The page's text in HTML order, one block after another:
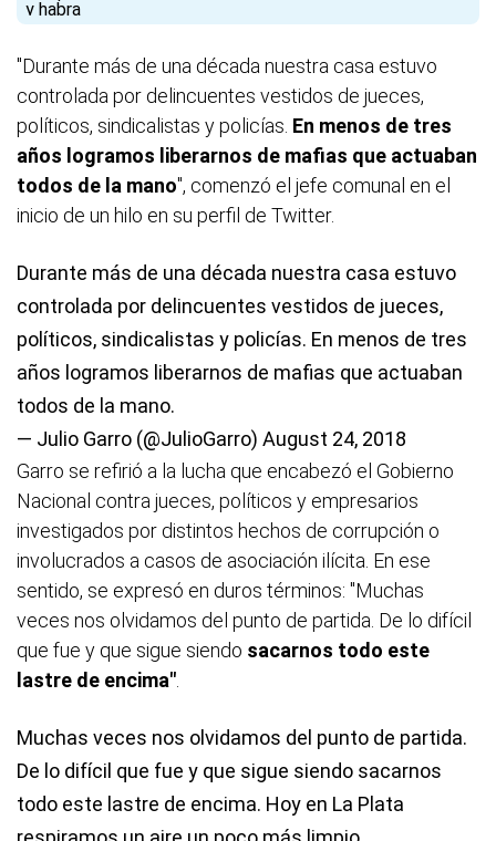
"Durante más de una década nuestra casa estuvo
controlada por delincuentes vestidos de jueces,
políticos, sindicalistas y policías. En menos de tres
años logramos liberarnos de mafias que actuaban
todos de la mano", comenzó el jefe comunal en el
inicio de un hilo en su perfil de Twitter.
Durante más de una década nuestra casa estuvo
controlada por delincuentes vestidos de jueces,
políticos, sindicalistas y policías. En menos de tres
años logramos liberarnos de mafias que actuaban
todos de la mano.
— Julio Garro (@JulioGarro) August 24, 2018
Garro se refirió a la lucha que encabezó el Gobierno
Nacional contra jueces, políticos y empresarios
investigados por distintos hechos de corrupción o
involucrados a casos de asociación ilícita. En ese
sentido, se expresó en duros términos: "Muchas
veces nos olvidamos del punto de partida. De lo difícil
que fue y que sigue siendo sacarnos todo este
lastre de encima"
Muchas veces nos olvidamos del punto de partida.
De lo difícil que fue y que sigue siendo sacarnos
todo este lastre de encima. Hoy en La Plata